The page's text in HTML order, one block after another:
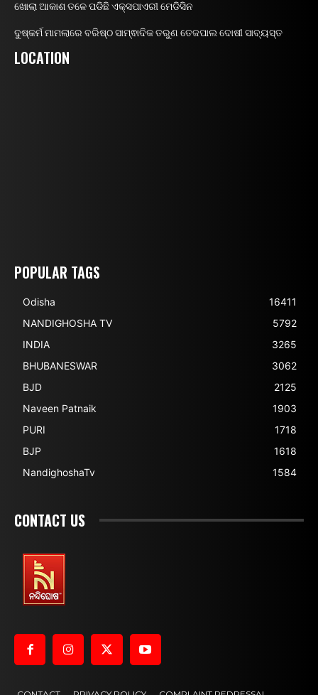
ଖୋଲା ଆକାଶ ତଳେ ପଡିଛି ଏକ୍ସପାଏରୀ ମେଡିସିନ
ଦୁଷ୍କର୍ମ ମାମଲାରେ ବରିଷ୍ଠ ସାମ୍ଵାଦିକ ତରୁଣ ତେଜପାଲ ଦୋଷୀ ସାବ୍ୟସ୍ତ
LOCATION
POPULAR TAGS
Odisha
16411
NANDIGHOSHA TV
5792
INDIA
3265
BHUBANESWAR
3062
BJD
2125
Naveen Patnaik
1903
PURI
1718
BJP
1618
NandighoshaTv
1584
CONTACT US